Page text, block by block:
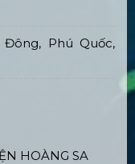
Phú Quốc,
HOÀNG SA